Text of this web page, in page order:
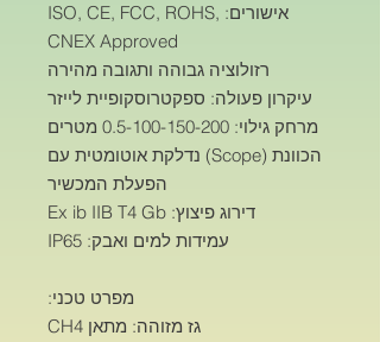
אישורים: ISO, CE, FCC, ROHS,
CNEX Approved
רזולוציה גבוהה ותגובה מהירה
עיקרון פעולה: ספקטרוסקופיית לייזר
מרחק גילוי: 0.5-100-150-200 מטרים
הכוונת (Scope) נדלקת אוטומטית עם
הפעלת המכשיר
דירוג פיצוץ: Ex ib IIB T4 Gb
עמידות למים ואבק: IP65
מפרט טכני:
גז מזוהה: מתאן CH4